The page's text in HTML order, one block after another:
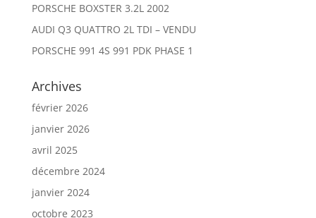
PORSCHE BOXSTER 3.2L 2002
AUDI Q3 QUATTRO 2L TDI – VENDU
PORSCHE 991 4S 991 PDK PHASE 1
Archives
février 2026
janvier 2026
avril 2025
décembre 2024
janvier 2024
octobre 2023